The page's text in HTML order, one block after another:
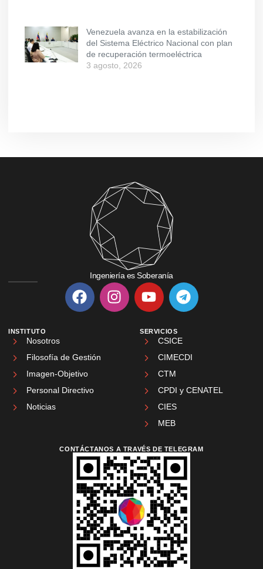
Venezuela avanza en la estabilización
del Sistema Eléctrico Nacional con plan
de recuperación termoeléctrica
3 agosto, 2026
Ingeniería es Soberanía
INSTITUTO
Nosotros
Filosofía de Gestión
Imagen-Objetivo
Personal Directivo
Noticias
SERVICIOS
CSICE
CIMECDI
CTM
CPDI y CENATEL
CIES
MEB
CONTÁCTANOS A TRAVÉS DE TELEGRAM